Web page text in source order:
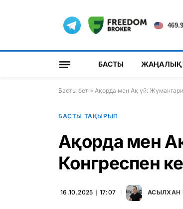
БАСТЫ
Басты бет » Ақорда мен Ақ үй:
БАСТЫ ТАҚЫРЫП
Ақорда мен
Конгреспен
16.10.2025 ∣ 17:07 АСЫЛХАН